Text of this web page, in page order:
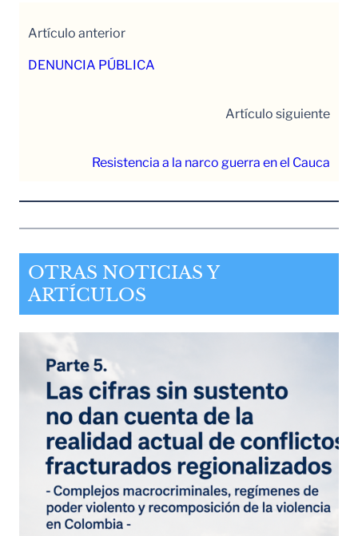
Artículo anterior
DENUNCIA PÚBLICA
Artículo siguiente
Resistencia a la narco guerra en el Cauca
OTRAS NOTICIAS Y
ARTÍCULOS